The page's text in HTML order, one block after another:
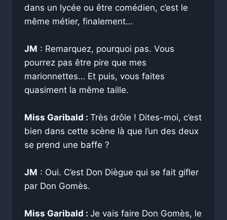
dans un lycée ou être comédien, c’est le
même métier, finalement…
JM : Remarquez, pourquoi pas. Vous
pourrez pas être pire que mes
marionnettes… Et puis, vous faites
quasiment la même taille.
Miss Garibald : Très drôle ! Dites-moi, c’est
bien dans cette scène là que l’un des deux
se prend une baffe ?
JM : Oui. C’est Don Diègue qui se fait gifler
par Don Gomès.
Miss Garibald : Je vais faire Don Gomès, le